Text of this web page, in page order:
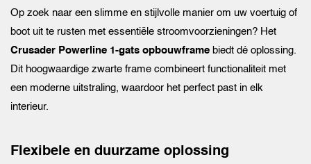
Op zoek naar een slimme en stijlvolle manier om uw voertuig of
boot uit te rusten met essentiële stroomvoorzieningen? Het
Crusader Powerline 1-gats opbouwframe biedt dé oplossing.
Dit hoogwaardige zwarte frame combineert functionaliteit met
een moderne uitstraling, waardoor het perfect past in elk
interieur.
Flexibele en duurzame oplossing